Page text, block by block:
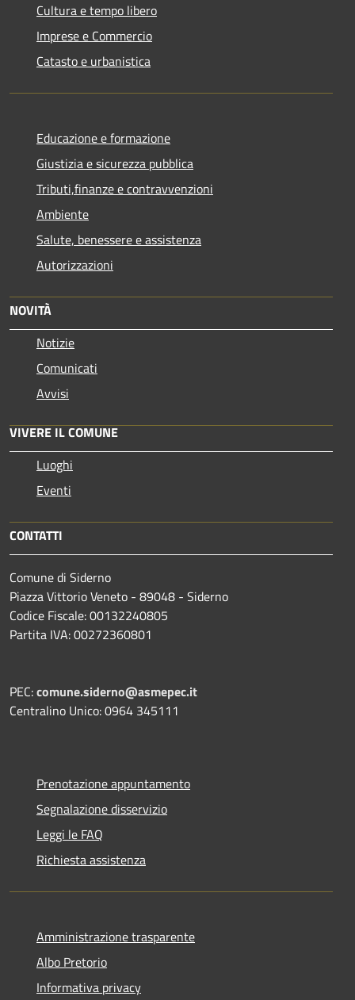
Cultura e tempo libero
Imprese e Commercio
Catasto e urbanistica
Educazione e formazione
Giustizia e sicurezza pubblica
Tributi,finanze e contravvenzioni
Ambiente
Salute, benessere e assistenza
Autorizzazioni
NOVITÀ
Notizie
Comunicati
Avvisi
VIVERE IL COMUNE
Luoghi
Eventi
CONTATTI
Comune di Siderno
Piazza Vittorio Veneto - 89048 - Siderno
Codice Fiscale: 00132240805
Partita IVA: 00272360801
PEC:comune.siderno@asmepec.it
Centralino Unico: 0964 345111
Prenotazione appuntamento
Segnalazione disservizio
Leggi le FAQ
Richiesta assistenza
Amministrazione trasparente
Albo Pretorio
Informativa privacy